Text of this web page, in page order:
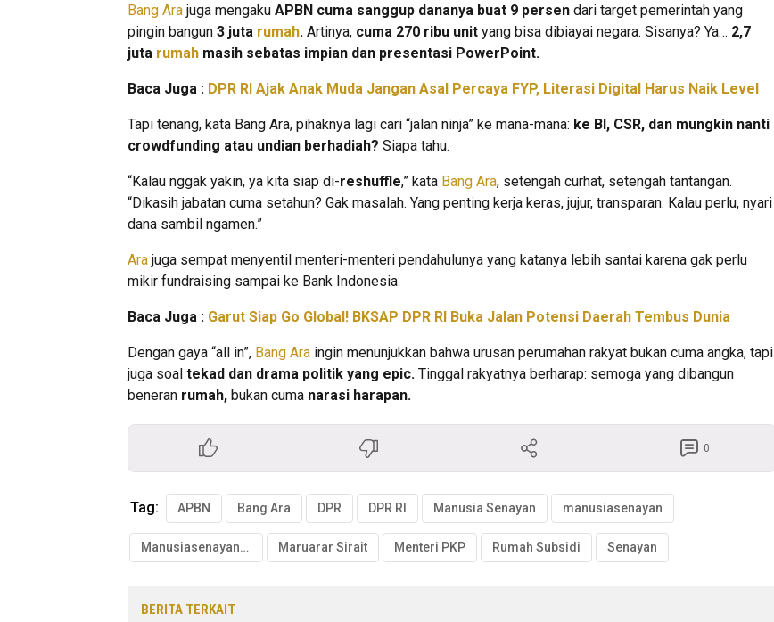
Bang Ara juga mengaku APBN cuma sanggup dananya buat 9 persen dari target pemerintah yang
pingin bangun 3 juta rumah. Artinya, cuma 270 ribu unit yang bisa dibiayai negara. Sisanya? Ya… 2,7
juta rumah masih sebatas impian dan presentasi PowerPoint.
Baca Juga : DPR RI Ajak Anak Muda Jangan Asal Percaya FYP, Literasi Digital Harus Naik Level
Tapi tenang, kata Bang Ara, pihaknya lagi cari “jalan ninja” ke mana-mana: ke BI, CSR, dan mungkin nanti
crowdfunding atau undian berhadiah? Siapa tahu.
“Kalau nggak yakin, ya kita siap di-reshuffle,” kata Bang Ara, setengah curhat, setengah tantangan.
“Dikasih jabatan cuma setahun? Gak masalah. Yang penting kerja keras, jujur, transparan. Kalau perlu, nyari
dana sambil ngamen.”
Ara juga sempat menyentil menteri-menteri pendahulunya yang katanya lebih santai karena gak perlu
mikir fundraising sampai ke Bank Indonesia.
Baca Juga : Garut Siap Go Global! BKSAP DPR RI Buka Jalan Potensi Daerah Tembus Dunia
Dengan gaya “all in”, Bang Ara ingin menunjukkan bahwa urusan perumahan rakyat bukan cuma angka, tapi
juga soal tekad dan drama politik yang epic. Tinggal rakyatnya berharap: semoga yang dibangun
beneran rumah, bukan cuma narasi harapan.
0
Tag: APBN Bang Ara DPR DPR RI Manusia Senayan manusiasenayan
Manusiasenayan.id Maruarar Sirait Menteri PKP Rumah Subsidi Senayan
BERITA TERKAIT